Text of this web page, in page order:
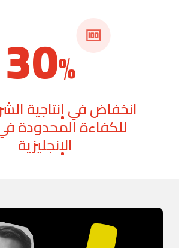
30%
انخفاض في إنتاجية
للكفاءة المحدودة
الإنجليزية